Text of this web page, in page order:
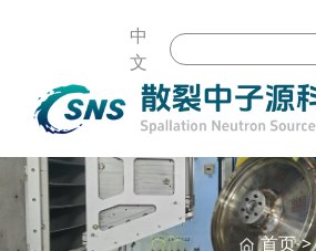
中
文
首页 >